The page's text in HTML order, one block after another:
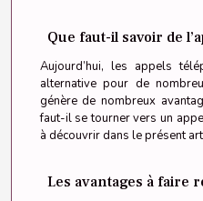
Que faut-il savoir de
Aujourd’hui, les appels
alternative pour de
génère de nombreux
faut-il se tourner vers un
à découvrir dans le présent
Les avantages à faire